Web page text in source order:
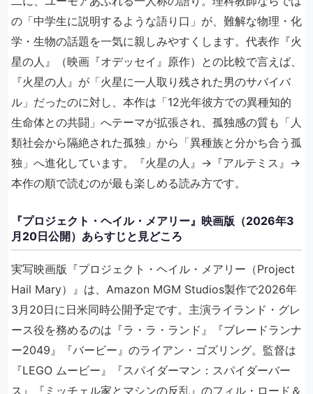
の「中学生に説明するような語り口」が、難解な物理・化
学・生物の話題を一気に親しみやすくします。代表作『火
星の人』（映画『オデッセイ』原作）との比較で言えば、
『火星の人』が「火星に一人取り残された男のサバイバ
ル」だったのに対し、本作は「12光年彼方での異種知的
生命体との共闘」へテーマが拡張され、孤独感の質も「人
類社会から隔絶された孤独」から「異種族と分かち合う孤
独」へ進化しています。『火星の人』→『アルテミス』→
本作の順で読むのが最も楽しめる読み方です。
『プロジェクト・ヘイル・メアリー』映画版（2026年3
月20日公開）あらすじと見どころ
実写映画版『プロジェクト・ヘイル・メアリー（Project
Hail Mary）』は、Amazon MGM Studios製作で2026年
3月20日に日米同時公開予定です。主演ライランド・グレ
ース役を務めるのは『ラ・ラ・ランド』『ブレードランナ
ー2049』『バービー』のライアン・ゴズリング。監督は
『LEGO ムービー』『スパイダーマン：スパイダーバー
ス』『ミッチェル家とマシンの反乱』のフィル・ロード＆